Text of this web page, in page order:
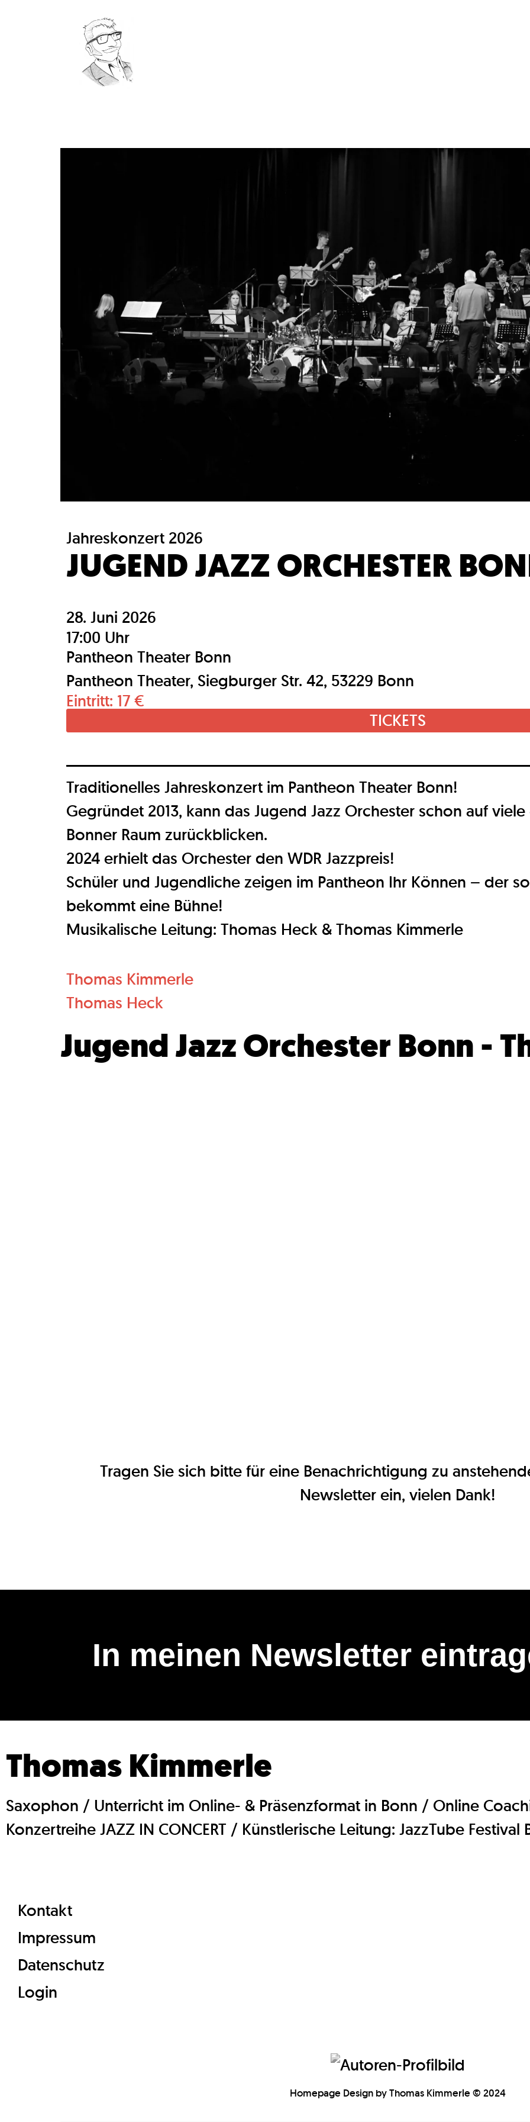
Jahreskonzert 2026
JUGEND JAZZ ORCHESTER
28. Juni 2026
17:00 Uhr
Pantheon Theater Bonn
Pantheon Theater, Siegburger Str. 42, 53229 Bonn
Eintritt: 17 €
TICKETS
Traditionelles Jahreskonzert im Pantheon Theater Bonn!
Gegründet 2013, kann das Jugend Jazz Orchester schon auf
Bonner Raum zurückblicken.
2024 erhielt das Orchester den WDR Jazzpreis!
Schüler und Jugendliche zeigen im Pantheon Ihr Können – der
bekommt eine Bühne!
Musikalische Leitung: Thomas Heck & Thomas Kimmerle
Thomas Kimmerle
Thomas Heck
Jugend Jazz Orchester Bonn -
Tragen Sie sich bitte für eine Benachrichtigung zu
Newsletter ein, vielen Dank!
In meinen Newsletter
Thomas Kimmerle
Saxophon / Unterricht im Online- & Präsenzformat in Bonn / Online
Konzertreihe JAZZ IN CONCERT / Künstlerische Leitung: JazzTube Festival
Kontakt
Impressum
Datenschutz
Login
Homepage Design by Thomas Kimmerle © 2024